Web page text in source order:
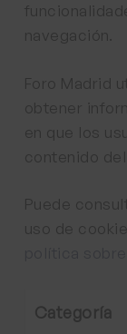
navegación.
Foro Madrid
obtener
en que los
contenido del
Puede
uso de
Categoría